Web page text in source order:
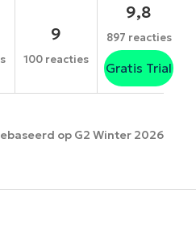
9
100 reacties
9,8
897 reacties
Gratis Trial
op G2 Winter 2026